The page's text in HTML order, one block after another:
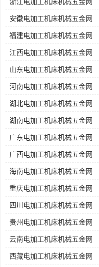
安徽电加工机床机械五金网
福建电加工机床机械五金网
江西电加工机床机械五金网
山东电加工机床机械五金网
河南电加工机床机械五金网
湖北电加工机床机械五金网
湖南电加工机床机械五金网
广东电加工机床机械五金网
广西电加工机床机械五金网
海南电加工机床机械五金网
重庆电加工机床机械五金网
四川电加工机床机械五金网
贵州电加工机床机械五金网
云南电加工机床机械五金网
西藏电加工机床机械五金网